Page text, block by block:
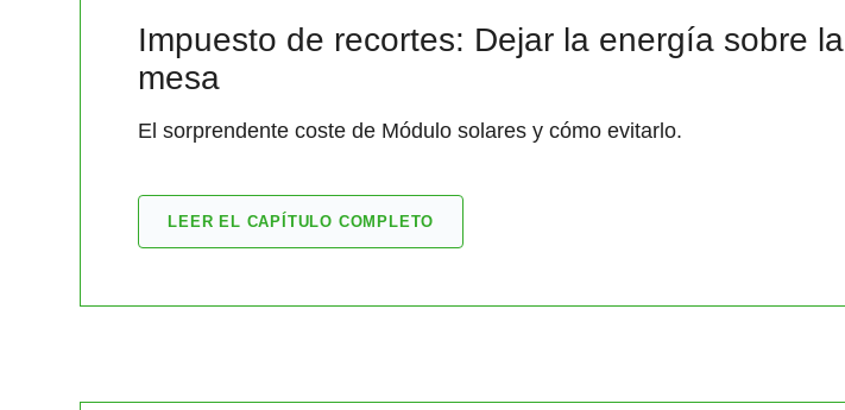
Impuesto de recortes: Dejar la energía sobre la
mesa
El sorprendente coste de Módulo solares y cómo evitarlo.
LEER EL CAPÍTULO COMPLETO